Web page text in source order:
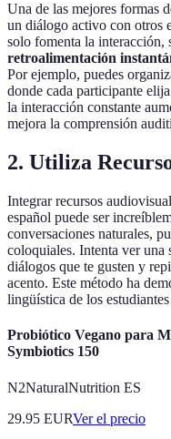
Una de las mejores formas
un diálogo activo con otros
solo fomenta la interacción,
retroalimentación
Por ejemplo, puedes
donde cada participante
la interacción constante
mejora la comprensión
2. Utiliza
Integrar recursos
español puede ser
conversaciones naturales,
coloquiales. Intenta ver una
diálogos que te gusten y
acento. Este método ha
lingüística de los
Probiótico Vegano para
Symbiotics 150
N2NaturalNutrition ES
29.95 EURVer el precio